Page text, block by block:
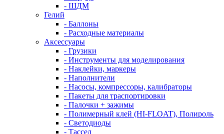
- ШДМ
Гелий
- Баллоны
- Расходные материалы
Аксессуары
- Грузики
- Инструменты для моделирования
- Наклейки, маркеры
- Наполнители
- Насосы, компрессоры, калибраторы
- Пакеты для траспортировки
- Палочки + зажимы
- Полимерный клей (HI-FLOAT), Полироль
- Светодиоды
- Тассел